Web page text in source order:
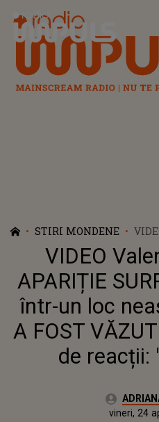
Radio Impuls
STIRI MONDENE
VIDEO
APARIȚIE
într-un loc
A FOST
de reacții:
Autor:
Actualizat:
vineri, 24